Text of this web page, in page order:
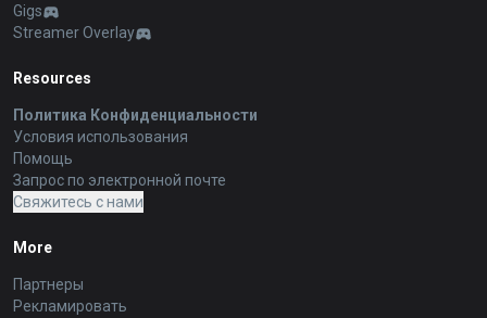
Gigs
Streamer Overlay
Resources
Политика Конфиденциальности
Условия использования
Помощь
Запрос по электронной почте
Свяжитесь с нами
More
Партнеры
Рекламировать